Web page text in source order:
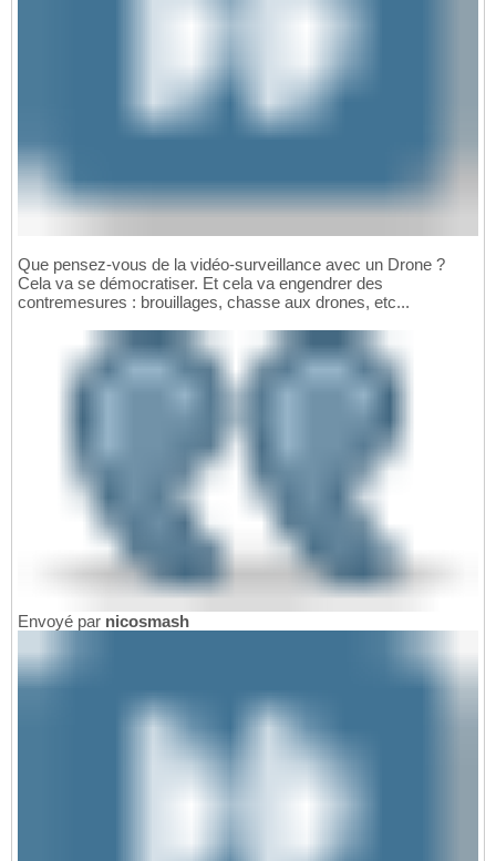
Que pensez-vous de la vidéo-surveillance avec un Drone ?
Cela va se démocratiser. Et cela va engendrer des
contremesures : brouillages, chasse aux drones, etc...
Envoyé par nicosmash